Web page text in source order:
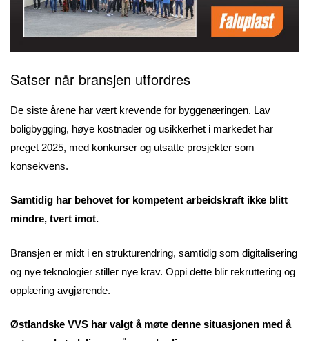
Satser når bransjen utfordres
De siste årene har vært krevende for byggenæringen. Lav
boligbygging, høye kostnader og usikkerhet i markedet har
preget 2025, med konkurser og utsatte prosjekter som
konsekvens.
Samtidig har behovet for kompetent arbeidskraft ikke blitt
mindre, tvert imot.
Bransjen er midt i en strukturendring, samtidig som digitalisering
og nye teknologier stiller nye krav. Oppi dette blir rekruttering og
opplæring avgjørende.
Østlandske VVS har valgt å møte denne situasjonen med å